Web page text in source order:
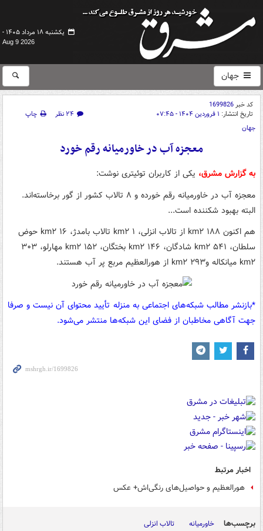
یکشنبه ۱۸ مرداد ۱۴۰۵ -
Aug 9 2026
جهان
کد خبر1699826
تاریخ انتشار: ۱ فروردین ۱۴۰۴ - ۰۷:۴۵ ۲۴ نظر
چاپ
جهان
معجزه آب در خاورمیانه رقم خورد
به گزارش مشرق، یکی از کاربران توئیتری نوشت:
معجزه آب در خاورمیانه رقم خورده و ۸ تالاب کشور از گور برخاسته‌اند.
البته بهبود شکننده است...
هم اکنون ۱۸۸ km۲ از تالاب انزلی، ۱ km۲ تالاب بامدژ، ۱۶ km۲ حوض
سلطان، ۵۴۱ km۲ شادگان، ۱۴۶ km۲ بختگان، ۱۵۲ km۲ مهارلو، ۳۰۳
km۲ میانکاله و۲۹۳ km۲ از هورالعظیم مربع پر آب هستند.
*بازنشر مطالب شبکه‌های اجتماعی به منزله تأیید محتوای آن نیست و صرفا
جهت آگاهی مخاطبان از فضای این شبکه‌ها منتشر می‌شود.
اخبار مرتبط
هورالعظیم و حواصیل‌های رنگی‌اش+ عکس
برچسب‌ها خاورمیانه تالاب انزلی